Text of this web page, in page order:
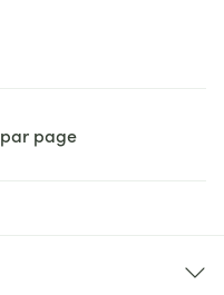
par page